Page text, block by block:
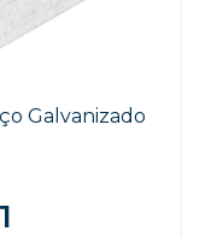
Galvanizado